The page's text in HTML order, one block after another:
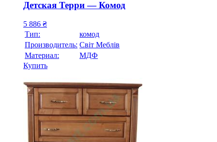
Детская Терри — Комод
5 886 ₴
Тип:
комод
Производитель: Свiт Меблiв
Материал:
МДФ
Купить